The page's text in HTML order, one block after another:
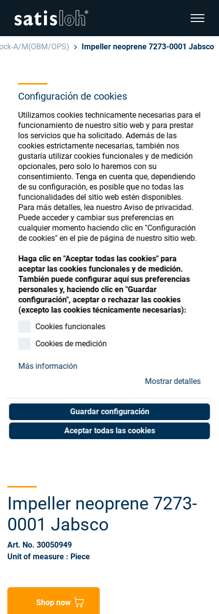
Configuración de cookies
Utilizamos cookies technicamente necesarias para el
funcionamiento de nuestro sitio web y para prestar
los servicios que ha solicitado. Además de las
cookies estrictamente necesarias, también nos
gustaría utilizar cookies funcionales y de medición
opcionales, pero solo lo haremos con su
consentimiento. Tenga en cuenta que, dependiendo
de su configuración, es posible que no todas las
funcionalidades del sitio web estén disponibles.
Para más detalles, lea nuestro Aviso de privacidad.
Puede acceder y cambiar sus preferencias en
cualquier momento haciendo clic en "Configuración
de cookies" en el pie de página de nuestro sitio web.
Haga clic en "Aceptar todas las cookies" para
aceptar las cookies funcionales y de medición.
También puede configurar aquí sus preferencias
personales y, haciendo clic en "Guardar
configuración", aceptar o rechazar las cookies
(excepto las cookies técnicamente necesarias):
Cookies funcionales
Cookies de medición
Más información
Mostrar detalles
Guardar configuración
Aceptar todas las cookies
show
Español
Oftálmica
Óptica de Precisión
Quiénes Somos
Carrera
Recursos
Contacto
Store
hide page navigation
English
Deutsch
汉语
Français
A/M(OBM/OPS) Impeller neoprene 7273-0001 Jabsco
Ophthalmic Consumables
Store
Register or Sign-in to access your accounts
and explore our wide range of ophthalmic
consumables
Register Sign-In
Impeller neoprene 7273-
0001 Jabsco
Art. No. 30050949
Unit of measure : Piece
Shop now